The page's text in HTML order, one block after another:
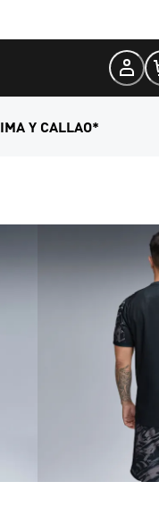
Y CALLAO*